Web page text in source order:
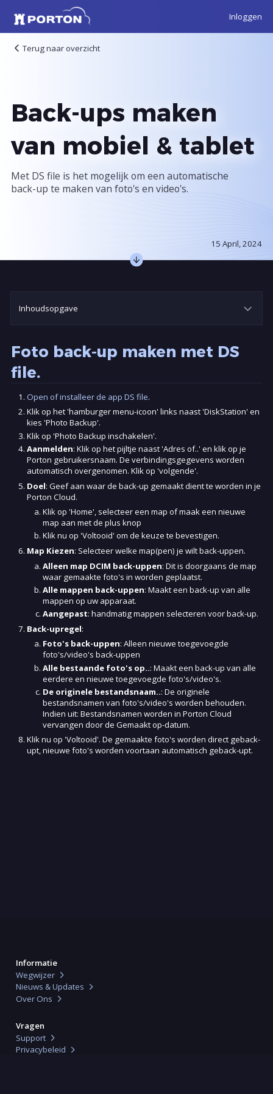
Inloggen
Terug naar overzicht
Back-ups maken
van mobiel & tablet
Met DS file is het mogelijk om een automatische
back-up te maken van foto's en video's.
15 April, 2024
Open of installeer de app DS file.
Klik op het 'hamburger menu-icoon' links naast 'DiskStation' en
kies 'Photo Backup'.
Klik op 'Photo Backup inschakelen'.
Aanmelden: Klik op het pijltje naast 'Adres of..' en klik op je
Porton gebruikersnaam. De verbindingsgegevens worden
automatisch overgenomen. Klik op 'volgende'.
Doel: Geef aan waar de back-up gemaakt dient te worden in je
Porton Cloud.
Klik op 'Home', selecteer een map of maak een nieuwe
map aan met de plus knop
Klik nu op 'Voltooid' om de keuze te bevestigen.
Map Kiezen: Selecteer welke map(pen) je wilt back-uppen.
Alleen map DCIM back-uppen: Dit is doorgaans de map
waar gemaakte foto's in worden geplaatst.
Alle mappen back-uppen: Maakt een back-up van alle
mappen op uw apparaat.
Aangepast: handmatig mappen selecteren voor back-up.
Back-upregel:
Foto's back-uppen: Alleen nieuwe toegevoegde
foto's/video's back-uppen
Alle bestaande foto's op..: Maakt een back-up van alle
eerdere en nieuwe toegevoegde foto's/video's.
De originele bestandsnaam..: De originele
bestandsnamen van foto's/video's worden behouden.
Indien uit: Bestandsnamen worden in Porton Cloud
vervangen door de Gemaakt op-datum.
Klik nu op 'Voltooid'. De gemaakte foto's worden direct geback-
upt, nieuwe foto's worden voortaan automatisch geback-upt.
Inhoudsopgave
Informatie
Wegwijzer
Nieuws & Updates
Over Ons
Vragen
Support
Privacybeleid